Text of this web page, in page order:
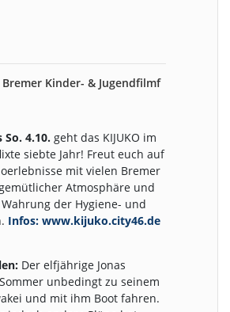
Bremer Kinder- & Jugendfilmf
So. 4.10. geht das KIJUKO im
siebte Jahr! Freut euch auf
mit vielen Bremer
Atmosphäre und
der Hygiene- und
Infos: www.kijuko.city46.de
Der elfjährige Jonas
unbedingt zu seinem
und mit ihm Boot fahren.